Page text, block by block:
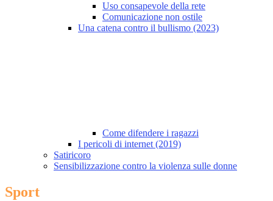
Uso consapevole della rete
Comunicazione non ostile
Una catena contro il bullismo (2023)
Come difendere i ragazzi
I pericoli di internet (2019)
Satiricoro
Sensibilizzazione contro la violenza sulle donne
Sport